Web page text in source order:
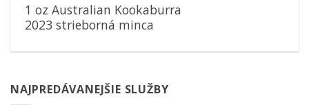
1 oz Australian Kookaburra
2023 strieborná minca
NAJPREDÁVANEJŠIE SLUŽBY